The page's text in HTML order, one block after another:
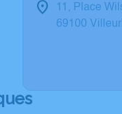
11, Place
69100